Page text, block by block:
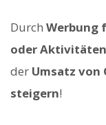
Durch Werbung
oder
der Umsatz von
steigern!